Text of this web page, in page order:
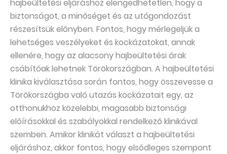
hajbeültetési eljáráshoz elengedhetetlen, hogy a
biztonságot, a minőséget és az utógondozást
részesítsük előnyben. Fontos, hogy mérlegeljük a
lehetséges veszélyeket és kockázatokat, annak
ellenére, hogy az alacsony hajbeültetési árak
csábítóak lehetnek Törökországban. A hajbeültetési
klinika kiválasztása során fontos, hogy összevesse a
Törökországba való utazás kockázatait egy, az
otthonukhoz közelebbi, magasabb biztonsági
előírásokkal és szabályokkal rendelkező klinikával
szemben. Amikor klinikát választ a hajbeültetési
eljáráshoz, akkor fontos, hogy elsődleges szempont